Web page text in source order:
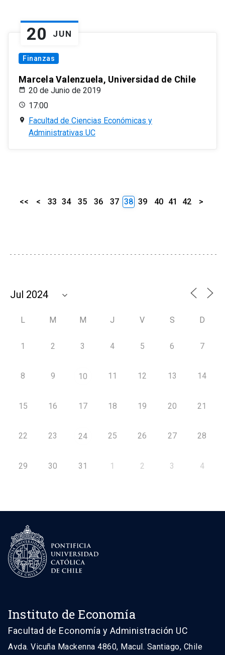
20 JUN
Finanzas
Marcela Valenzuela, Universidad de Chile
20 de Junio de 2019
17:00
Facultad de Ciencias Económicas y
Administrativas UC
<< < 33 34 35 36 37 38 39 40 41 42 >
L M M J V S D
1 2 3 4 5 6 7
8 9 10 11 12 13 14
15 16 17 18 19 20 21
22 23 24 25 26 27 28
29 30 31 1 2 3 4
Instituto de Economía
Facultad de Economía y Administración UC
Avda. Vicuña Mackenna 4860, Macul. Santiago, Chile